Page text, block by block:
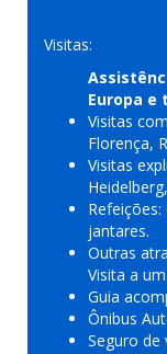
Visitas:
Europa e
Visitas
Florença,
Visitas
jantares.
Outras
Visita a
Guia
Ônibus
Seguro de